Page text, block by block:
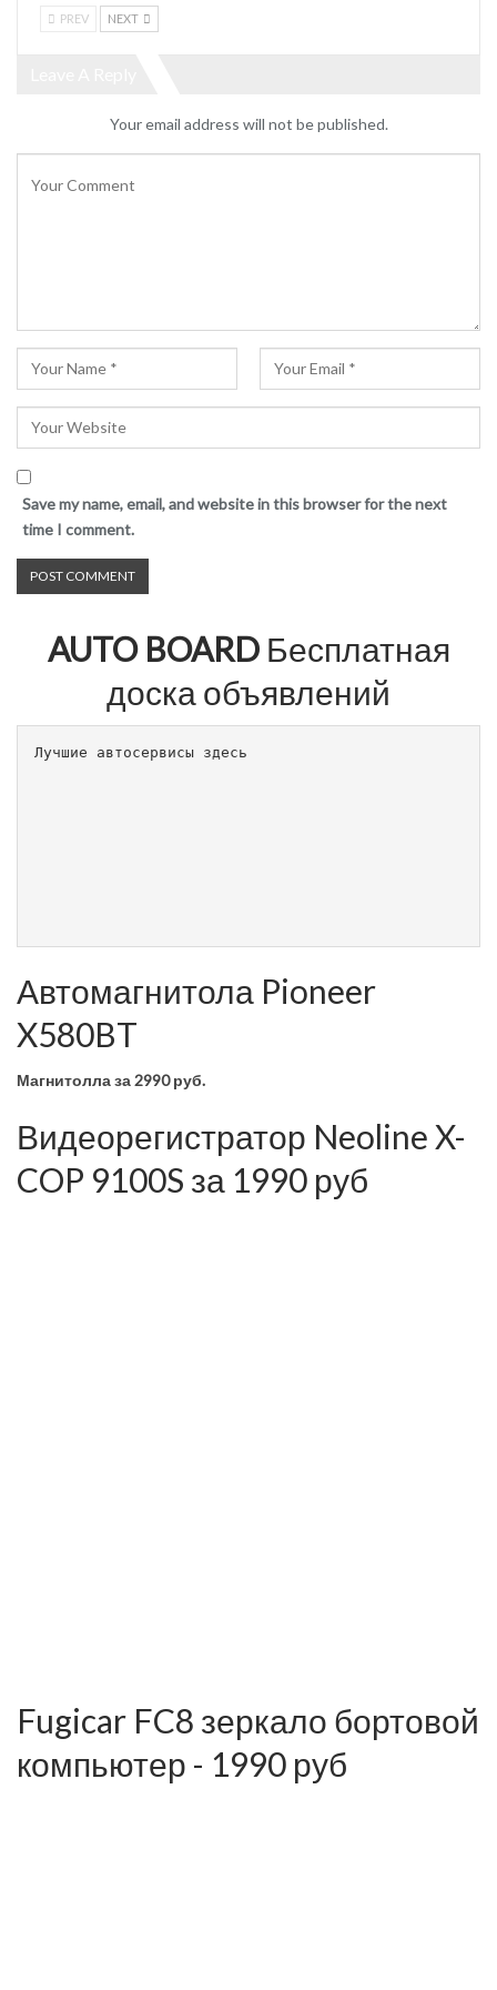
PREV NEXT
Your email address will not be published.
Save my name, email, and website in this browser for the next
time I comment.
AUTO BOARDБесплатная
доска объявлений
Лучшие автосервисы здесь
Автомагнитола Pioneer
X580BT
Магнитоллаза 2990 руб.
Видеорегистратор Neoline X-
COP 9100S за 1990 руб
Fugicar FC8 зеркало бортовой
компьютер - 1990 руб